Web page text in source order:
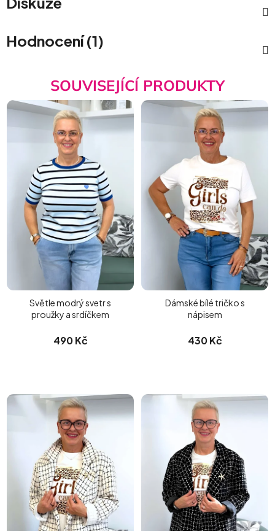
Hodnocení (1)
SOUVISEJÍCÍ PRODUKTY
Světle modrý svetr s
proužky a srdíčkem
490 Kč
Dámské bílé tričko s
nápisem
430 Kč